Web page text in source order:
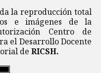
la reproducción total
e imágenes de la
Centro de
el Desarrollo Docente
de RICSH.